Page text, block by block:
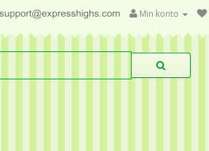
Min konto